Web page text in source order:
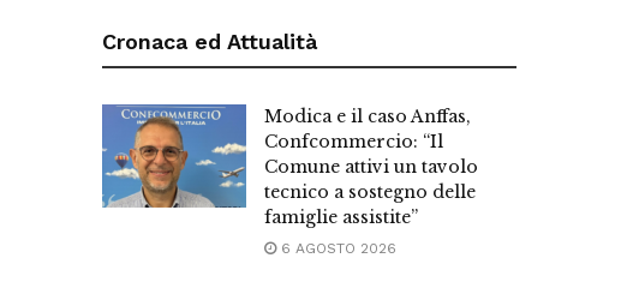
Cronaca ed Attualità
Modica e il caso Anffas,
Confcommercio: “Il
Comune attivi un tavolo
tecnico a sostegno delle
famiglie assistite”
6 AGOSTO 2026